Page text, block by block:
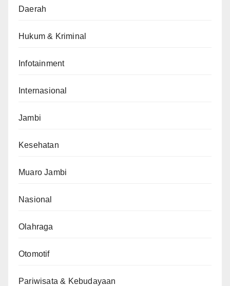
Daerah
Hukum & Kriminal
Infotainment
Internasional
Jambi
Kesehatan
Muaro Jambi
Nasional
Olahraga
Otomotif
Pariwisata & Kebudayaan